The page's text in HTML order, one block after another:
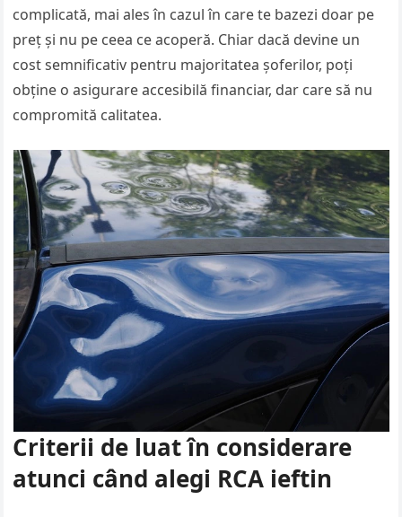
complicată, mai ales în cazul în care te bazezi doar pe
preț și nu pe ceea ce acoperă. Chiar dacă devine un
cost semnificativ pentru majoritatea șoferilor, poți
obține o asigurare accesibilă financiar, dar care să nu
compromită calitatea.
Criterii de luat în considerare
atunci când alegi RCA ieftin